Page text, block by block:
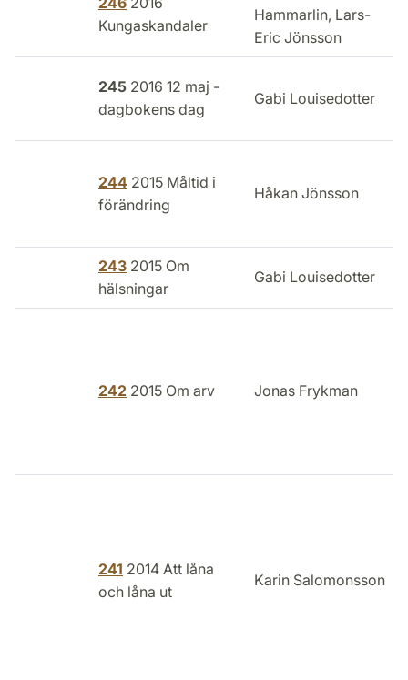
Kungaskandaler
Hammarlin, Lars-
Eric Jönsson
245 2016 12 maj -
dagbokens dag
Gabi Louisedotter
244 2015 Måltid i
förändring
Håkan Jönsson
243 2015 Om
hälsningar
Gabi Louisedotter
242 2015 Om arv Jonas Frykman
241 2014 Att låna
och låna ut
Karin Salomonsson